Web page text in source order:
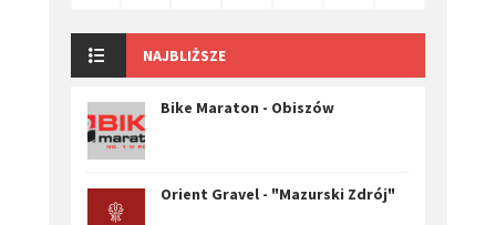
NAJBLIŻSZE
Bike Maraton - Obiszów
Orient Gravel - "Mazurski Zdrój"